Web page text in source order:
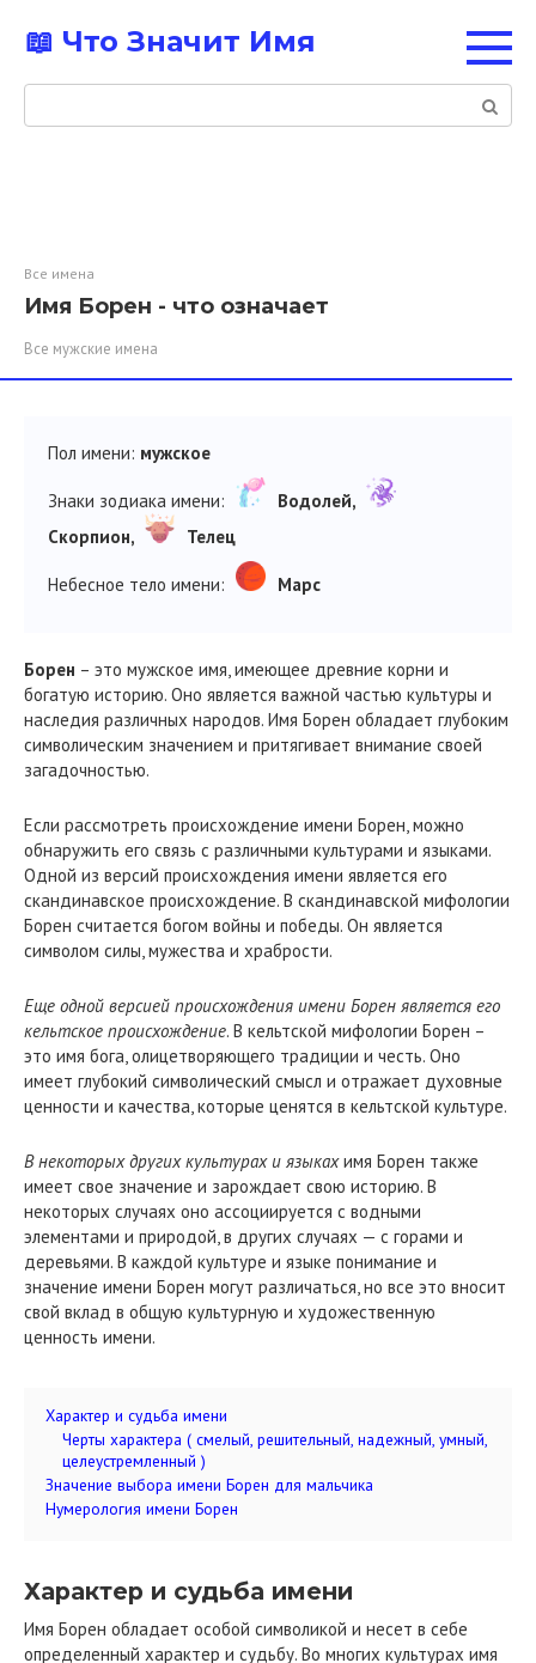
контенту
📖 Что Значит Имя
Поиск:
Все имена
Имя Борен - что означает
Все мужские имена
Пол имени: мужское
Знаки зодиака имени:
Водолей,
Скорпион,
Телец
Небесное тело имени: Марс
Борен – это мужское имя, имеющее древние корни и
богатую историю. Оно является важной частью культуры и
наследия различных народов. Имя Борен обладает глубоким
символическим значением и притягивает внимание своей
загадочностью.
Если рассмотреть происхождение имени Борен, можно
обнаружить его связь с различными культурами и языками.
Одной из версий происхождения имени является его
скандинавское происхождение. В скандинавской мифологии
Борен считается богом войны и победы. Он является
символом силы, мужества и храбрости.
Еще одной версией происхождения имени Борен является его
кельтское происхождение. В кельтской мифологии Борен –
это имя бога, олицетворяющего традиции и честь. Оно
имеет глубокий символический смысл и отражает духовные
ценности и качества, которые ценятся в кельтской культуре.
В некоторых других культурах и языкахимя Борен также
имеет свое значение и зарождает свою историю. В
некоторых случаях оно ассоциируется с водными
элементами и природой, в других случаях — с горами и
деревьями. В каждой культуре и языке понимание и
значение имени Борен могут различаться, но все это вносит
свой вклад в общую культурную и художественную
ценность имени.
Характер и судьба имени
Черты характера ( смелый, решительный, надежный, умный,
целеустремленный )
Значение выбора имени Борен для мальчика
Нумерология имени Борен
Характер и судьба имени
Имя Борен обладает особой символикой и несет в себе
определенный характер и судьбу. Во многих культурах имя